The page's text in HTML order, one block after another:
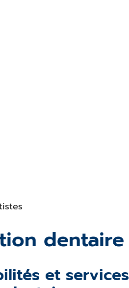
dentaire
et services